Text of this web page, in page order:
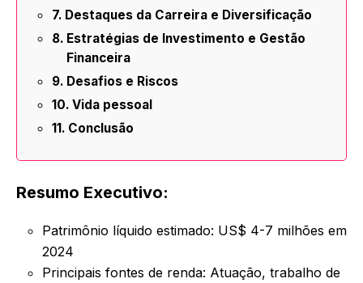
Destaques da Carreira e Diversificação
Estratégias de Investimento e Gestão
Financeira
Desafios e Riscos
Vida pessoal
Conclusão
Resumo Executivo:
Patrimônio líquido estimado: US$ 4-7 milhões em
2024
Principais fontes de renda: Atuação, trabalho de